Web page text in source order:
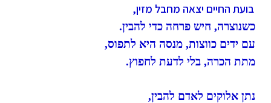
בועת החיים יצאה מחבל מזין,
כשנוצרה, חיש פרחה כדי להבין.
עם ידים כווצות, מנסה היא לתפוס,
מתת הכרה, בלי לדעת לחפוץ.
נתן אלוקים לאדם להבין,